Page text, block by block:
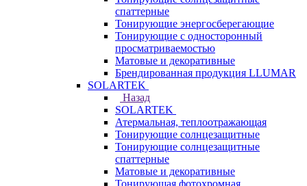
спаттерные
Тонирующие энергосберегающие
Тонирующие с односторонный
просматриваемостью
Матовые и декоративные
Брендированная продукция LLUMAR
SOLARTEK
Назад
SOLARTEK
Атермальная, теплоотражающая
Тонирующие солнцезащитные
Тонирующие солнцезащитные
спаттерные
Матовые и декоративные
Тонирующая фотохромная